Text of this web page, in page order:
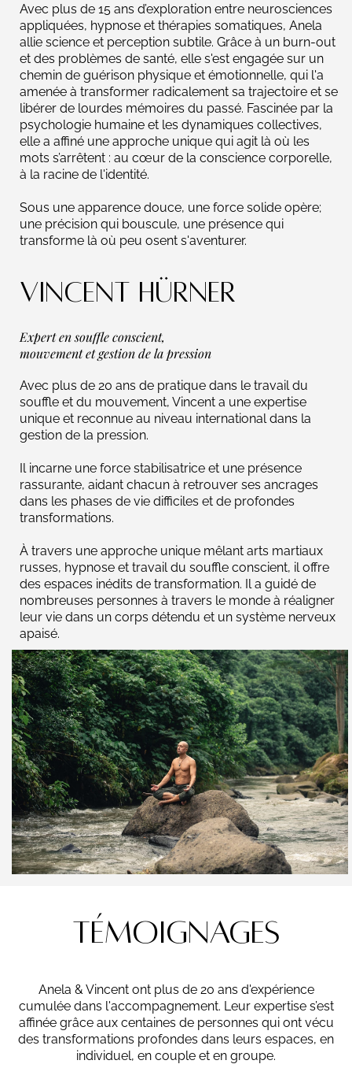
Avec plus de 15 ans d’exploration entre neurosciences
appliquées, hypnose et thérapies somatiques, Anela
allie science et perception subtile. Grâce à un burn-out
et des problèmes de santé, elle s'est engagée sur un
chemin de guérison physique et émotionnelle, qui l'a
amenée à transformer radicalement sa trajectoire et se
libérer de lourdes mémoires du passé. Fascinée par la
psychologie humaine et les dynamiques collectives,
elle a affiné une approche unique qui agit là où les
mots s’arrêtent : au cœur de la conscience corporelle,
à la racine de l'identité.
Sous une apparence douce, une force solide opère;
une précision qui bouscule, une présence qui
transforme là où peu osent s'aventurer.
VINCENT HÜRNER
Expert en souffle conscient,
mouvement et gestion de la pression
Avec plus de 20 ans de pratique dans le travail du
souffle et du mouvement, Vincent a une expertise
unique et reconnue au niveau international dans la
gestion de la pression.
Il incarne une force stabilisatrice et une présence
rassurante, aidant chacun à retrouver ses ancrages
dans les phases de vie difficiles et de profondes
transformations.
À travers une approche unique mêlant arts martiaux
russes, hypnose et travail du souffle conscient, il offre
des espaces inédits de transformation. Il a guidé de
nombreuses personnes à travers le monde à réaligner
leur vie dans un corps détendu et un système nerveux
apaisé.
TéMOIGNAGES
Anela & Vincent ont plus de 20 ans d'expérience
cumulée dans l'accompagnement. Leur expertise s’est
affinée grâce aux centaines de personnes qui ont vécu
des transformations profondes dans leurs espaces, en
individuel, en couple et en groupe.